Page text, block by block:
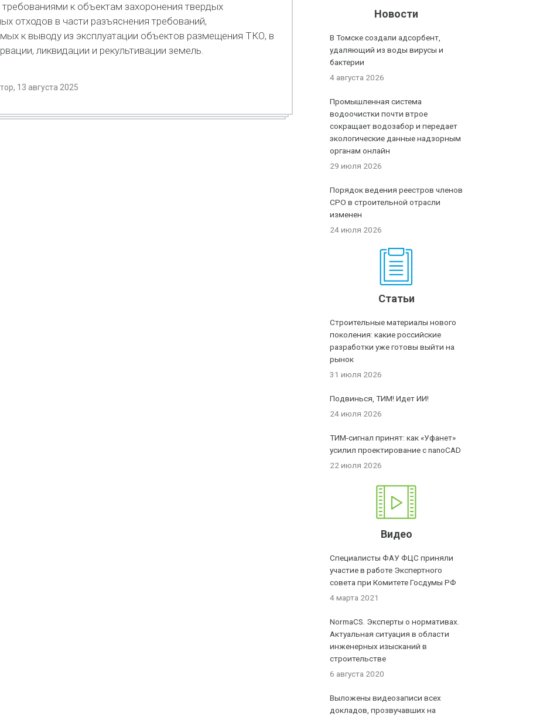
к объектам захоронения твердых
отходов в части разъяснения требований,
к выводу из эксплуатации объектов размещения ТКО, в
ликвидации и рекультивации земель.
13 августа 2025
Новости
В Томске создали адсорбент,
удаляющий из воды вирусы и
бактерии
4 августа 2026
Промышленная система
водоочистки почти втрое
сокращает водозабор и передает
экологические данные надзорным
органам онлайн
29 июля 2026
Порядок ведения реестров членов
СРО в строительной отрасли
изменен
24 июля 2026
Статьи
Строительные материалы нового
поколения: какие российские
разработки уже готовы выйти на
рынок
31 июля 2026
Подвинься, ТИМ! Идет ИИ!
24 июля 2026
ТИМ-сигнал принят: как «Уфанет»
усилил проектирование с nanoCAD
22 июля 2026
Видео
Специалисты ФАУ ФЦС приняли
участие в работе Экспертного
совета при Комитете Госдумы РФ
4 марта 2021
NormaCS. Эксперты о нормативах.
Актуальная ситуация в области
инженерных изысканий в
строительстве
6 августа 2020
Выложены видеозаписи всех
докладов, прозвучавших на